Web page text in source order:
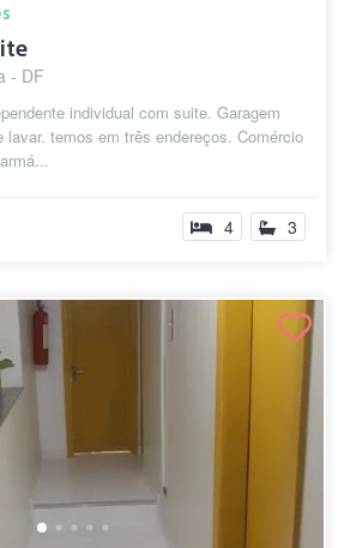
- DF
individual com suite. Garagem
lavar. temos em três endereços. Comércio
4 3